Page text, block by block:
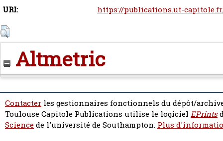
URI:
https://publications.ut-
Altmetric
Contacter les gestionnaires fonctionnels du dépôt/
Toulouse Capitole Publications utilise le logiciel EPrints
Sciencede l'université de Southampton. Plus